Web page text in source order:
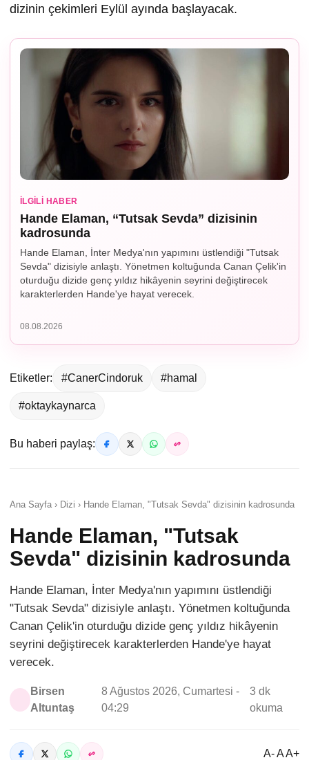
dizinin çekimleri Eylül ayında başlayacak.
İLGILI HABER
Hande Elaman, “Tutsak Sevda” dizisinin
kadrosunda
Hande Elaman, İnter Medya'nın yapımını üstlendiği "Tutsak
Sevda" dizisiyle anlaştı. Yönetmen koltuğunda Canan Çelik'in
oturduğu dizide genç yıldız hikâyenin seyrini değiştirecek
karakterlerden Hande'ye hayat verecek.
08.08.2026
Etiketler: #CanerCindoruk #hamal
#oktaykaynarca
Bu haberi paylaş:
Ana Sayfa › Dizi › Hande Elaman, "Tutsak Sevda" dizisinin kadrosunda
Hande Elaman, "Tutsak
Sevda" dizisinin kadrosunda
Hande Elaman, İnter Medya'nın yapımını üstlendiği
"Tutsak Sevda" dizisiyle anlaştı. Yönetmen koltuğunda
Canan Çelik'in oturduğu dizide genç yıldız hikâyenin
seyrini değiştirecek karakterlerden Hande'ye hayat
verecek.
Birsen
Altuntaş
8 Ağustos 2026, Cumartesi -
04:29
3 dk
okuma
A- A A+